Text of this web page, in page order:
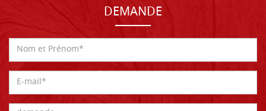
DEMANDE